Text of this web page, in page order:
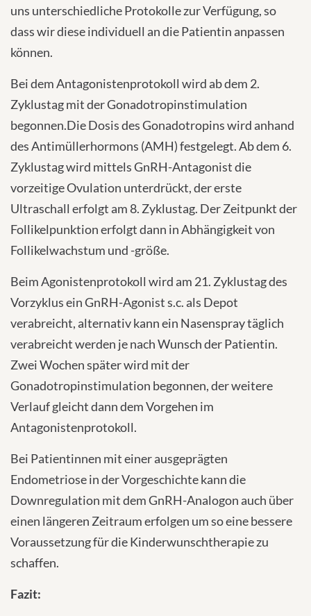
uns unterschiedliche Protokolle zur Verfügung, so
dass wir diese individuell an die Patientin anpassen
können.
Bei dem Antagonistenprotokoll wird ab dem 2.
Zyklustag mit der Gonadotropinstimulation
begonnen.Die Dosis des Gonadotropins wird anhand
des Antimüllerhormons (AMH) festgelegt. Ab dem 6.
Zyklustag wird mittels GnRH-Antagonist die
vorzeitige Ovulation unterdrückt, der erste
Ultraschall erfolgt am 8. Zyklustag. Der Zeitpunkt der
Follikelpunktion erfolgt dann in Abhängigkeit von
Follikelwachstum und -größe.
Beim Agonistenprotokoll wird am 21. Zyklustag des
Vorzyklus ein GnRH-Agonist s.c. als Depot
verabreicht, alternativ kann ein Nasenspray täglich
verabreicht werden je nach Wunsch der Patientin.
Zwei Wochen später wird mit der
Gonadotropinstimulation begonnen, der weitere
Verlauf gleicht dann dem Vorgehen im
Antagonistenprotokoll.
Bei Patientinnen mit einer ausgeprägten
Endometriose in der Vorgeschichte kann die
Downregulation mit dem GnRH-Analogon auch über
einen längeren Zeitraum erfolgen um so eine bessere
Voraussetzung für die Kinderwunschtherapie zu
schaffen.
Fazit: